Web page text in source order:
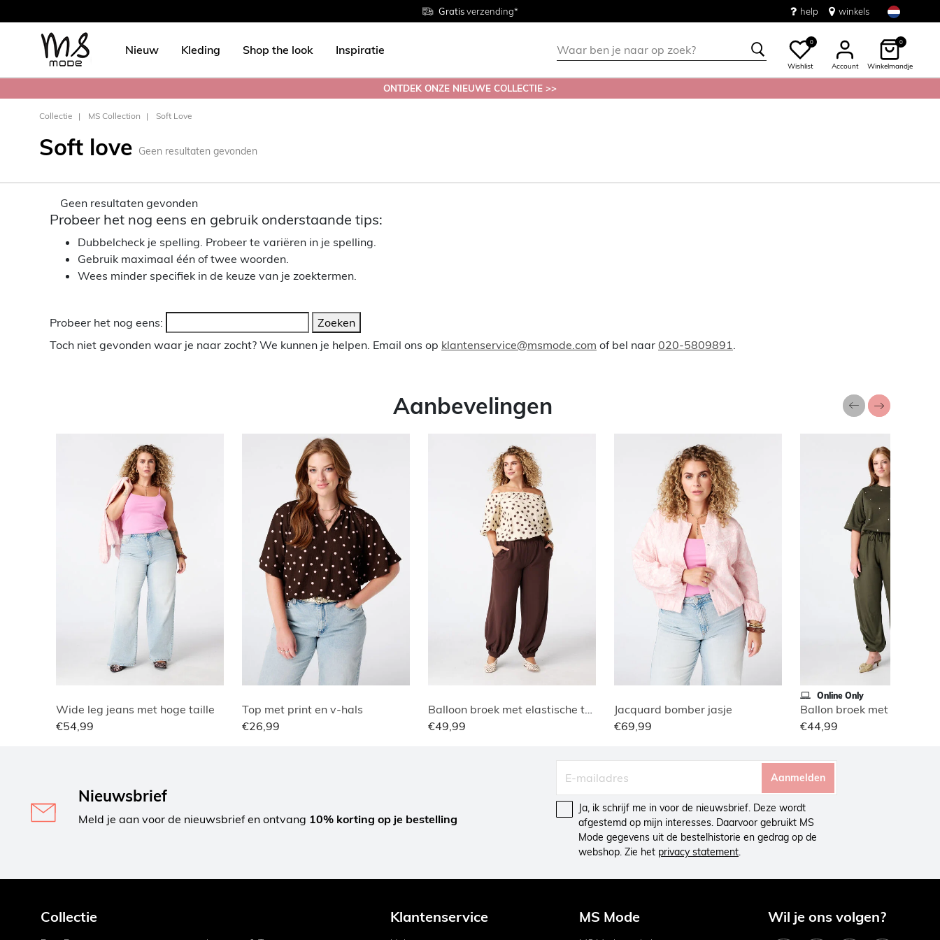
Gratisverzending*
Maten38 - 54
Gratisretourneren in de winkel help winkels
Nieuw Kleding Shop the look Inspiratie
0
Wishlist Account
0
Winkelmandje
ONTDEK ONZE NIEUWE COLLECTIE >>
Collectie MS Collection Soft Love
Soft love Geen resultaten gevonden
Geen resultaten gevonden
Probeer het nog eens en gebruik onderstaande tips:
Dubbelcheck je spelling. Probeer te variëren in je spelling.
Gebruik maximaal één of twee woorden.
Wees minder specifiek in de keuze van je zoektermen.
Probeer het nog eens:
Zoeken
Toch niet gevonden waar je naar zocht? We kunnen je helpen. Email ons op klantenservice@msmode.com of bel naar 020-5809891.
Aanbevelingen
Wide leg jeans met hoge taille
€54,99
Top met print en v-hals
€26,99
Balloon broek met elastische taille
€49,99
Jacquard bomber jasje
€69,99
Online Only
Ballon broek met cargo
€44,99
Nieuwsbrief
Meld je aan voor de nieuwsbrief en ontvang 10% korting op je bestelling
Aanmelden
Ja, ik schrijf me in voor de nieuwsbrief. Deze wordt
afgestemd op mijn interesses. Daarvoor gebruikt MS
Mode gegevens uit de bestelhistorie en gedrag op de
webshop. Zie het privacy statement.
Collectie Klantenservice MS Mode Wil je ons volgen?